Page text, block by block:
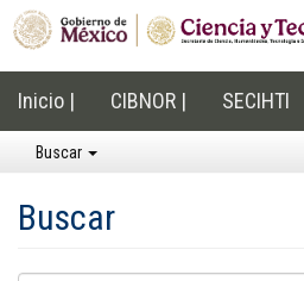
Inicio | CIBNOR | SECIHTI
Buscar
Buscar